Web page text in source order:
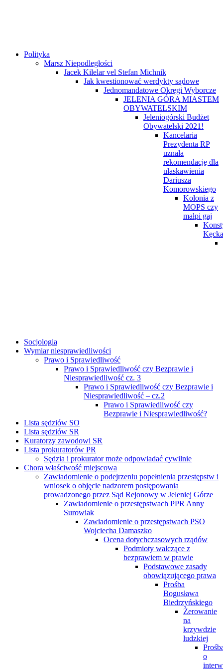
Polityka
Marsz Niepodległości
Jacek Kilelar vel Stefan Michnik
Jak kwestionować werdykty sądowe
Jednomandatowe Okręgi Wyborcze
JELENIA GÓRA MIASTEM
OBYWATELSKIM
Jeleniogórski Budżet
Obywatelski 2021!
Kancelaria
Prezydenta RP
uznała
rekomendację dla
ułaskawienia
Dariusza
Komorowskiego
Kolonia z
MOPS czy
małpi gaj
Kęcka
Socjologia
Wymiar niesprawiedliwości
Prawo i Sprawiedliwość
Prawo i Sprawiedliwość czy Bezprawie i
Niesprawiedliwość cz. 3
Prawo i Sprawiedliwość czy Bezprawie i
Niesprawiedliwość – cz.2
Prawo i Sprawiedliwość czy
Bezprawie i Niesprawiedliwość?
Lista sędziów SO
Lista sędziów SR
Kuratorzy zawodowi SR
Lista prokuratorów PR
Sędzia i prokurator może odpowiadać cywilnie
Chora właściwość miejscowa
Zawiadomienie o podejrzeniu popełnienia przestępstw i
wniosek o objęcie nadzorem postępowania
prowadzonego przez Sąd Rejonowy w Jeleniej Górze
Zawiadomienie o przestępstwach PPR Anny
Surowiak
Zawiadomienie o przestępstwach PSO
Wojciecha Damaszko
Ocena dotychczasowych rządów
Podmioty walczące z
bezprawiem w prawie
Podstawowe zasady
obowiązującego prawa
Prośba
Bogusława
Biedrzyńskiego
Żerowanie
na
krzywdzie
ludzkiej
o